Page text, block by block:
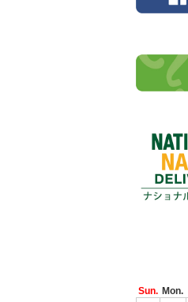
Sun. Mon.